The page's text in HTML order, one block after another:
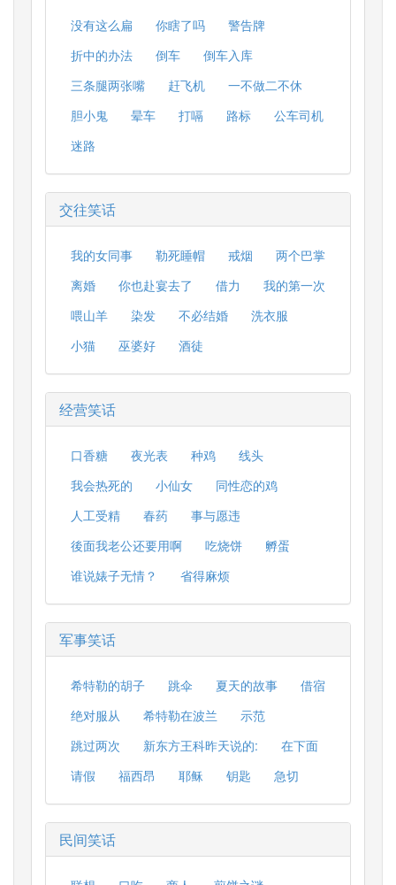
没有这么扁 你瞎了吗
警告牌
折中的办法
倒车
倒车入库
三条腿两张嘴
赶飞机
一不做二不休
胆小鬼
晕车 打嗝 路标
公车司机
迷路
交往笑话
我的女同事 勒死睡帽 戒烟
两个巴掌
离婚
你也赴宴去了 借力
我的第一次
喂山羊
染发 不必结婚
洗衣服
小猫
巫婆好 酒徒
经营笑话
口香糖 夜光表 种鸡
线头
我会热死的
小仙女
同性恋的鸡
人工受精
春药
事与愿违
後面我老公还要用啊
吃烧饼
孵蛋
谁说婊子无情？
省得麻烦
军事笑话
希特勒的胡子 跳伞 夏天的故事
借宿
绝对服从
希特勒在波兰
示范
跳过两次
新东方王科昨天说的:
在下面
请假
福西昂 耶稣 钥匙 急切
民间笑话